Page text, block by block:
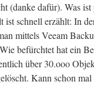
(danke dafür). Was ist
ist schnell erzählt: In
mittels Veeam
befürchtet hat ein
über 30.ooo
Kann schon mal